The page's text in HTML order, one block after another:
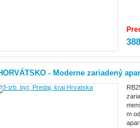
- Moderne zariadený
m